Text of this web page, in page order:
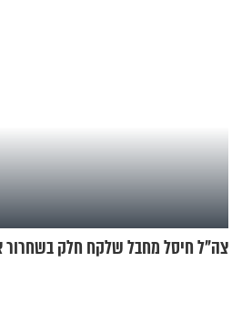
צה"ל חיסל מחבל שלקח חלק בשחרור